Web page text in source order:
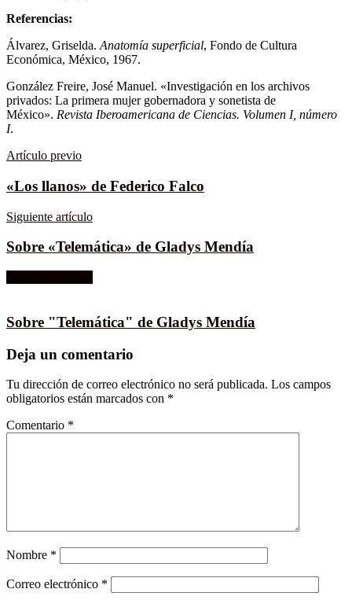
Referencias:
Álvarez, Griselda. Anatomía superficial, Fondo de Cultura
Económica, México, 1967.
González Freire, José Manuel. «Investigación en los archivos
privados: La primera mujer gobernadora y sonetista de
México». Revista Iberoamericana de Ciencias. Volumen I, número
I.
Artículo previo
«Los llanos» de Federico Falco
Siguiente artículo
Sobre «Telemática» de Gladys Mendía
Sobre "Telemática" de Gladys Mendía
Deja un comentario
Tu dirección de correo electrónico no será publicada. Los campos
obligatorios están marcados con *
Comentario *
Nombre *
Correo electrónico *